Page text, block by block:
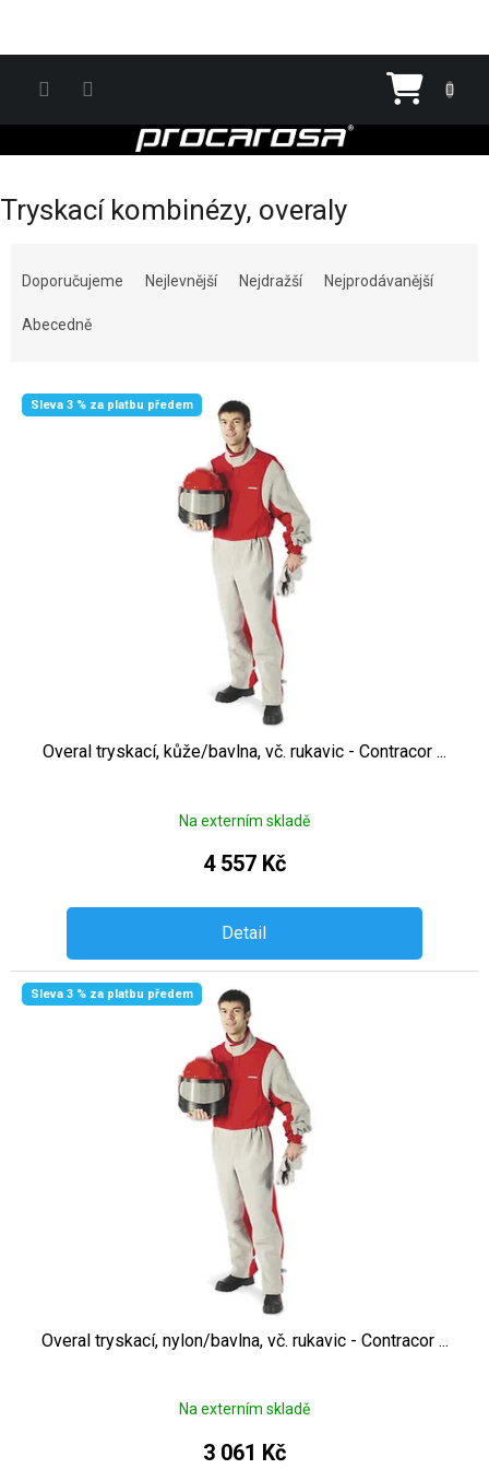
Tryskací kombinézy, overaly
Doporučujeme Nejlevnější Nejdražší Nejprodávanější
Abecedně
Výpis produktů
Sleva 3 % za platbu předem
Overal tryskací, kůže/bavlna, vč. rukavic - Contracor ...
Na externím skladě
4 557 Kč
Detail
Sleva 3 % za platbu předem
Overal tryskací, nylon/bavlna, vč. rukavic - Contracor ...
Na externím skladě
3 061 Kč